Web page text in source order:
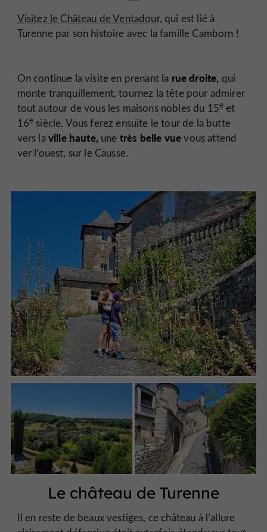
Visitez le Château de Ventadour, qui est lié à
Turenne par son histoire avec la famille Camborn !
On continue la visite en prenant la rue droite, qui
monte tranquillement, tournez la tête pour admirer
tout autour de vous les maisons nobles du 15e et
16e siècle. Vous ferez ensuite le tour de la butte
vers laville haute,une très belle vuevous attend
ver l’ouest, sur le Causse.
Le château de Turenne
Il en reste de beaux vestiges, ce château à l’allure